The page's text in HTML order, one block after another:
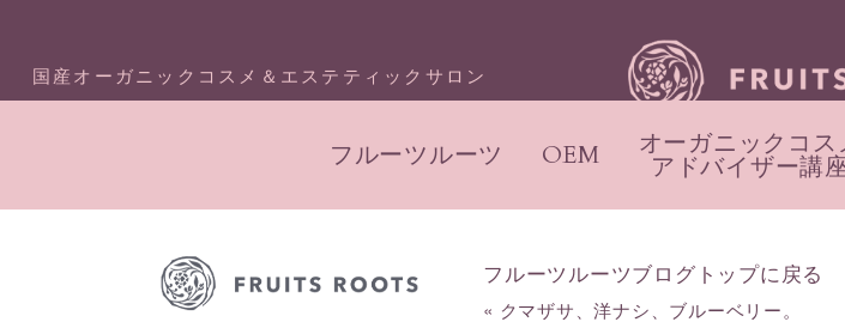
国産オーガニックコスメ＆エステティックサロン
フルーツルーツ OEM オーガニックコス
アドバイザー講
フルーツルーツブログトップに戻る
« クマザサ、洋ナシ、ブルーベリー。